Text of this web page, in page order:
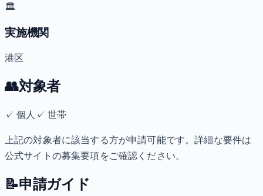
🏛️
実施機関
港区
👥対象者
✓個人 ✓ 世帯
上記の対象者に該当する方が申請可能です。詳細な要件は
公式サイトの募集要項をご確認ください。
📝申請ガイド